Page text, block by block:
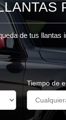
de tus
Tiempo de